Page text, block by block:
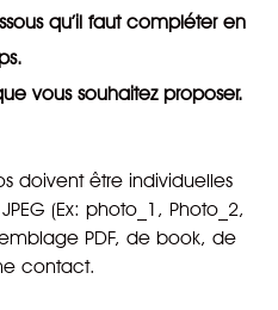
qu’il faut compléter en
vous souhaitez proposer.
doivent être individuelles
(Ex: photo_1, Photo_2,
PDF, de book, de
contact.